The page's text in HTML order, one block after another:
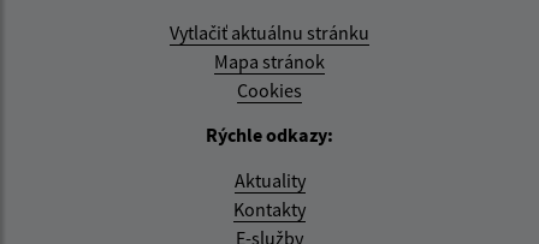
Vytlačiť aktuálnu stránku
Mapa stránok
Cookies
Rýchle odkazy:
Aktuality
Kontakty
E-služby